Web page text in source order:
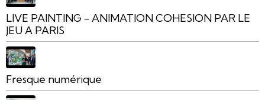
LIVE PAINTING - ANIMATION COHESION PAR LE
JEU A PARIS
Fresque numérique